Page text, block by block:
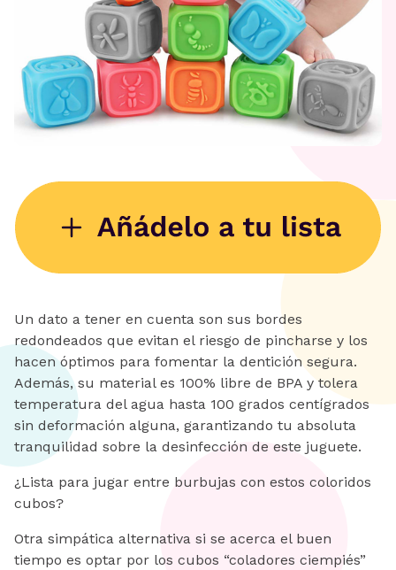
Un dato a tener en cuenta son sus bordes
redondeados que evitan el riesgo de pincharse y los
hacen óptimos para fomentar la dentición segura.
Además, su material es 100% libre de BPA y tolera
temperatura del agua hasta 100 grados centígrados
sin deformación alguna, garantizando tu absoluta
tranquilidad sobre la desinfección de este juguete.
¿Lista para jugar entre burbujas con estos coloridos
cubos?
Otra simpática alternativa si se acerca el buen
tiempo es optar por los cubos “coladores ciempiés”